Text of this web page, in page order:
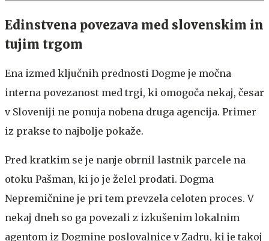
Edinstvena povezava med slovenskim in
tujim trgom
Ena izmed ključnih prednosti Dogme je močna
interna povezanost med trgi, ki omogoča nekaj, česar
v Sloveniji ne ponuja nobena druga agencija. Primer
iz prakse to najbolje pokaže.
Pred kratkim se je nanje obrnil lastnik parcele na
otoku Pašman, ki jo je želel prodati. Dogma
Nepremičnine je pri tem prevzela celoten proces. V
nekaj dneh so ga povezali z izkušenim lokalnim
agentom iz Dogmine poslovalnice v Zadru, ki je takoj